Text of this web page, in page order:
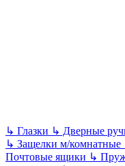
↳ Глазки ↳ Дверные
↳ Защелки м/комнатные
Почтовые ящики ↳